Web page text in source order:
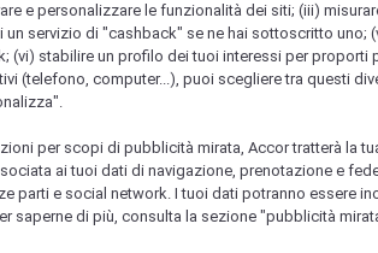
e personalizzare le funzionalità dei siti; (iii)
servizio di "cashback" se ne hai sottoscritto uno;
(vi) stabilire un profilo dei tuoi interessi per proporti
(telefono, computer...), puoi scegliere tra questi
per scopi di pubblicità mirata, Accor tratterà la
ai tuoi dati di navigazione, prenotazione e
parti e social network. I tuoi dati potranno essere
saperne di più, consulta la sezione "pubblicità